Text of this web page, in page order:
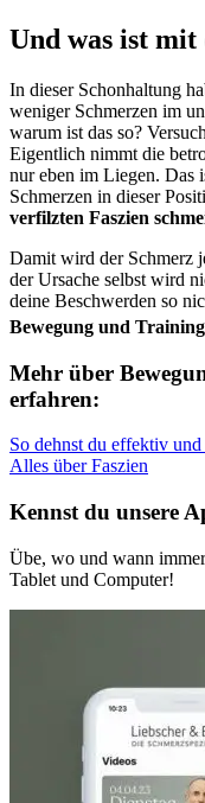
Und was ist
In dieser Schonhaltung
weniger Schmerzen im
warum ist das so?
Eigentlich nimmt die
nur eben im Liegen. Das
Schmerzen in dieser
verfilzten Faszien
Damit wird der Schmerz
der Ursache selbst wird
deine Beschwerden so
Bewegung und
Mehr über
erfahren:
So dehnst du effektiv
Alles über Faszien
Kennst du unsere
Übe, wo und wann
Tablet und Computer!